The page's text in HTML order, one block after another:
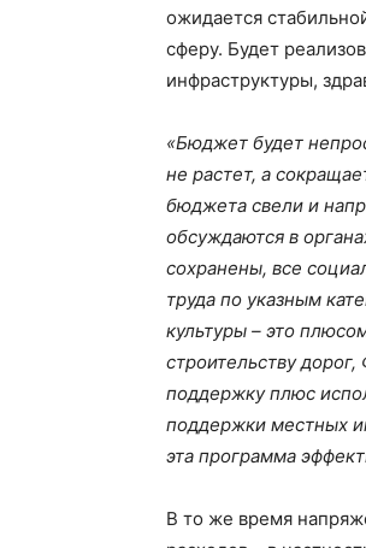
ожидается
сферу. Будет
инфраструктуры,
«Бюджет будет
не растет, а
бюджета свели и
обсуждаются в
сохранены, все
труда по указным
культуры – это
строительству
поддержку плюс
поддержки местных
эта программа
В то же время